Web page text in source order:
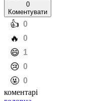
0
Коментувати
️👍 0
️🔥 0
️😄 1
️😢 0
️🤬 0
коментарі